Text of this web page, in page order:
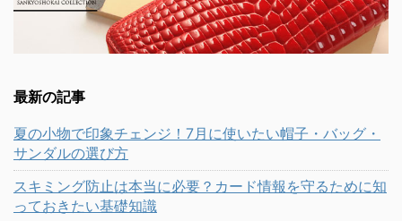
最新の記事
夏の小物で印象チェンジ！7月に使いたい帽子・バッグ・
サンダルの選び方
スキミング防止は本当に必要？カード情報を守るために知
っておきたい基礎知識